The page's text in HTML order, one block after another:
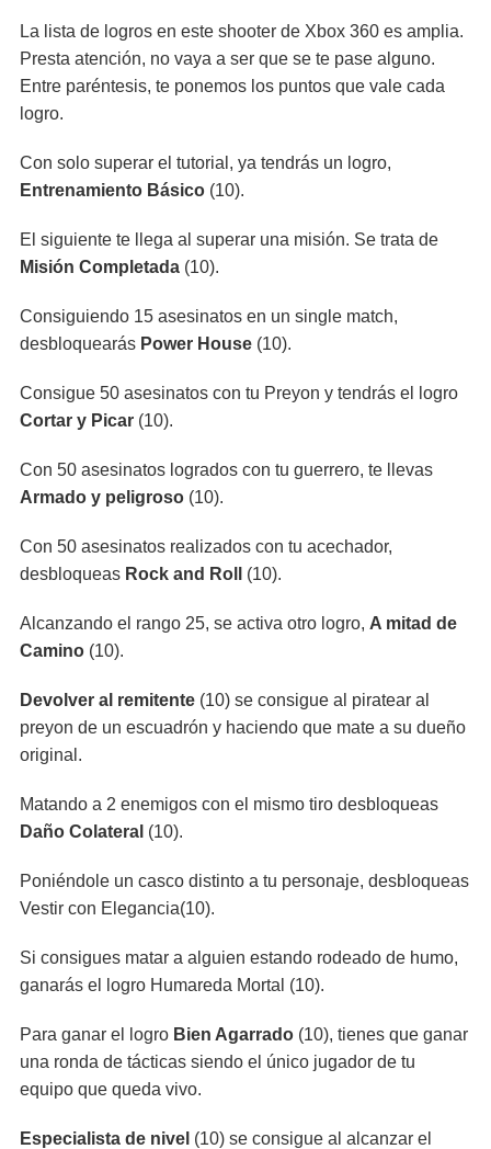
La lista de logros en este shooter de Xbox 360 es amplia.
Presta atención, no vaya a ser que se te pase alguno.
Entre paréntesis, te ponemos los puntos que vale cada
logro.
Con solo superar el tutorial, ya tendrás un logro,
Entrenamiento Básico (10).
El siguiente te llega al superar una misión. Se trata de
Misión Completada (10).
Consiguiendo 15 asesinatos en un single match,
desbloquearás Power House (10).
Consigue 50 asesinatos con tu Preyon y tendrás el logro
Cortar y Picar (10).
Con 50 asesinatos logrados con tu guerrero, te llevas
Armado y peligroso (10).
Con 50 asesinatos realizados con tu acechador,
desbloqueas Rock and Roll (10).
Alcanzando el rango 25, se activa otro logro, A mitad de
Camino (10).
Devolver al remitente (10) se consigue al piratear al
preyon de un escuadrón y haciendo que mate a su dueño
original.
Matando a 2 enemigos con el mismo tiro desbloqueas
Daño Colateral (10).
Poniéndole un casco distinto a tu personaje, desbloqueas
Vestir con Elegancia(10).
Si consigues matar a alguien estando rodeado de humo,
ganarás el logro Humareda Mortal (10).
Para ganar el logro Bien Agarrado (10), tienes que ganar
una ronda de tácticas siendo el único jugador de tu
equipo que queda vivo.
Especialista de nivel (10) se consigue al alcanzar el